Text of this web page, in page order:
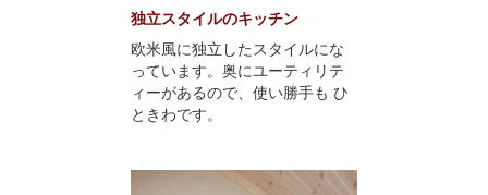
独立スタイルのキッチン
欧米風に独立したスタイルにな
っています。奥にユーティリテ
ィーがあるので、使い勝手も ひ
ときわです。